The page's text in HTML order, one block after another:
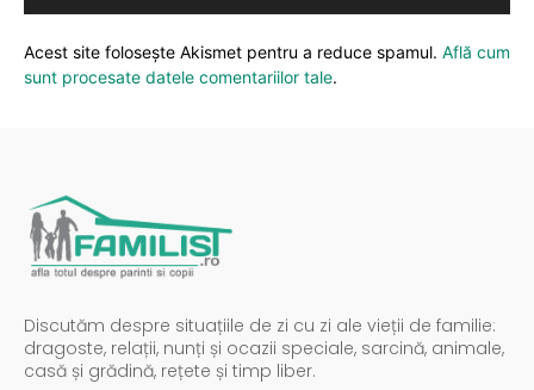
Acest site folosește Akismet pentru a reduce spamul. Află cum
sunt procesate datele comentariilor tale.
Discutăm despre situațiile de zi cu zi ale vieții de familie:
dragoste, relații, nunți și ocazii speciale, sarcină, animale,
casă și grădină, rețete și timp liber.